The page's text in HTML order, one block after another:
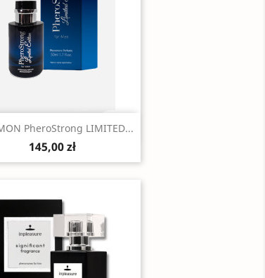
Szybki podgląd
PheroStrong LIMITED...
145,00 zł